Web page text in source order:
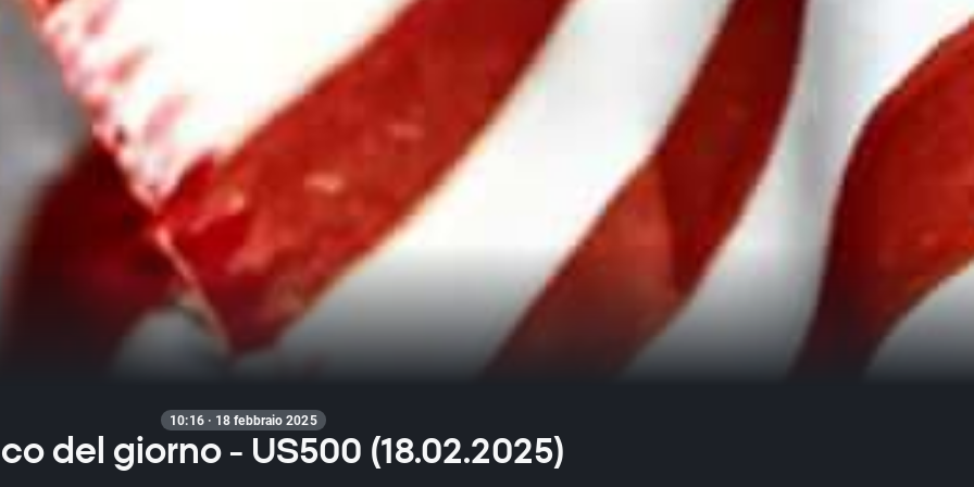
10:16 · 18 febbraio 2025
del giorno - US500 (18.02.2025)